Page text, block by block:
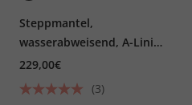
Steppmantel,
wasserabweisend, A-Linie,
Seiten-Druckknöpfe
229,00€
(3)